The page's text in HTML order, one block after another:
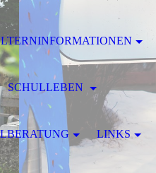
SCHULLEBEN
LINKS